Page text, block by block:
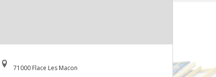
71000 Flace Les Macon